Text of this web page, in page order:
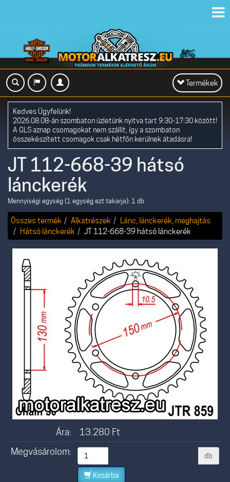
Toggle
navigation
Termékek
Kedves Ügyfelünk!
2026.08.08-án szombaton üzletünk nyitva tart 9:30-17:30 között!
A GLS aznap csomagokat nem szállít, így a szombaton
összekészített csomagok csak hétfőn kerülnek átadásra!
JT 112-668-39 hátsó
lánckerék
Mennyiségi egység (1 egység ezt takarja): 1 db
Összes termék Alkatrészek
Lánc, lánckerék, meghajtás
Hátsó lánckerék
JT 112-668-39 hátsó lánckerék
Ára: 13.280 Ft
Megvásárolom:
db
Kosárba